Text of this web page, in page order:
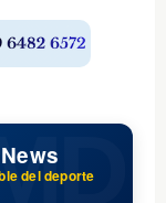
del deporte